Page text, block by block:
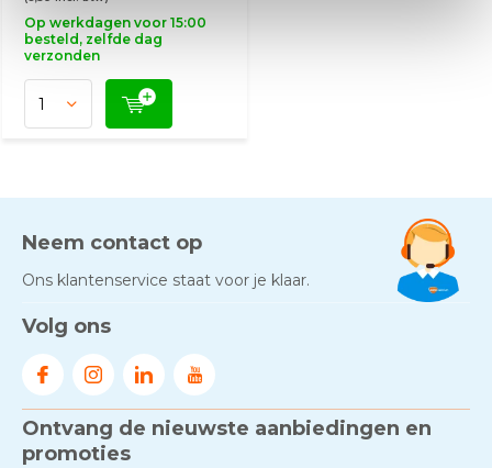
Op werkdagen voor 15:00
besteld, zelfde dag
verzonden
Neem contact op
Ons klantenservice staat voor je klaar.
Volg ons
Ontvang de nieuwste aanbiedingen en
promoties